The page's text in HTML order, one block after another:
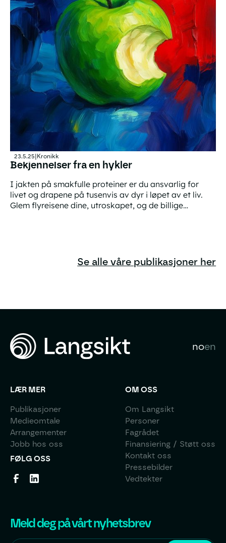
23.5.25 Kronikk
Bekjennelser fra en hykler
I jakten på smakfulle proteiner er du ansvarlig for
livet og drapene på tusenvis av dyr i løpet av et liv.
Glem flyreisene dine, utroskapet, og de billige
Se alle våre publikasjoner her
noen
LÆR MER
Publikasjoner
Medieomtale
Arrangementer
Jobb hos oss
FØLG OSS
OM OSS
Om Langsikt
Personer
Fagrådet
Finansiering / Støtt oss
Kontakt oss
Pressebilder
Vedtekter
Meld deg på vårt nyhetsbrev